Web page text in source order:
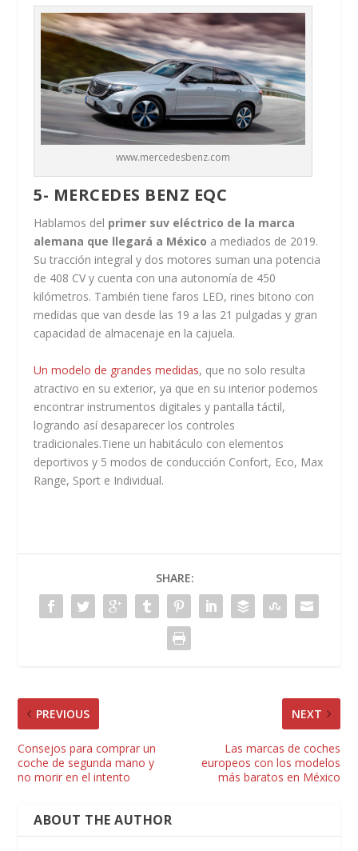
www.mercedesbenz.com
5- MERCEDES BENZ EQC
Hablamos del primer suv eléctrico de la marca
alemana que llegará a México a mediados de 2019.
Su tracción integral y dos motores suman una potencia
de 408 CV y cuenta con una autonomía de 450
kilómetros. También tiene faros LED, rines bitono con
medidas que van desde las 19 a las 21 pulgadas y gran
capacidad de almacenaje en la cajuela.
Un modelo de grandes medidas, que no solo resulta
atractivo en su exterior, ya que en su interior podemos
encontrar instrumentos digitales y pantalla táctil,
logrando así desaparecer los controles
tradicionales.Tiene un habitáculo con elementos
deportivos y 5 modos de conducción Confort, Eco, Max
Range, Sport e Individual.
SHARE:
PREVIOUS
Consejos para comprar un
coche de segunda mano y
no morir en el intento
NEXT
Las marcas de coches
europeos con los modelos
más baratos en México
ABOUT THE AUTHOR